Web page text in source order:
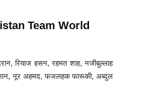
Team World
रियाज हसन, रहमत शाह, नजीबुल्लाह
नूर अहमद, फजलहक फारूकी, अब्दुल